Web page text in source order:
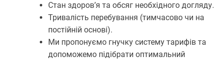
Стан здоров’я та обсяг необхідного догляду.
Тривалість перебування (тимчасово чи на
постійній основі).
Ми пропонуємо гнучку систему тарифів та
допоможемо підібрати оптимальний